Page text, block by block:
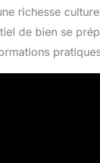
richesse
de bien se